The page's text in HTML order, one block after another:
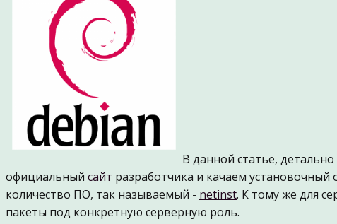
В данной статье,
официальный сайт разработчика и качаем
количество ПО, так называемый - netinst. К тому же для
пакеты под конкретную серверную роль.